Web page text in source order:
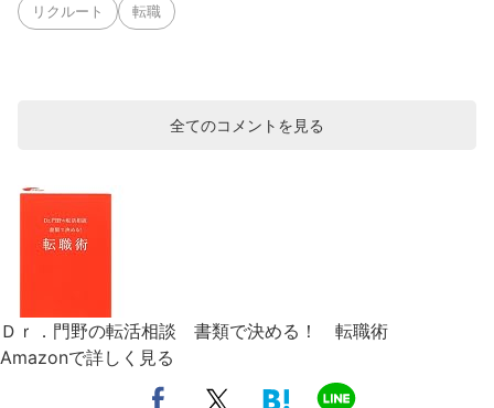
リクルート 転職
全てのコメントを見る
Ｄｒ．門野の転活相談 書類で決める！ 転職術
Amazonで詳しく見る